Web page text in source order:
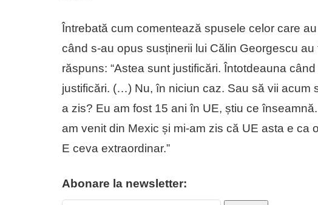
Întrebată cum comentează spusele celor care
când s-au opus susținerii lui Călin Georgescu
răspuns: “Astea sunt justificări. Întotdeauna
justificări. (…) Nu, în niciun caz. Sau să vii acum
a zis? Eu am fost 15 ani în UE, știu ce
am venit din Mexic și mi-am zis că UE asta e ca
E ceva extraordinar.”
Abonare la newsletter: